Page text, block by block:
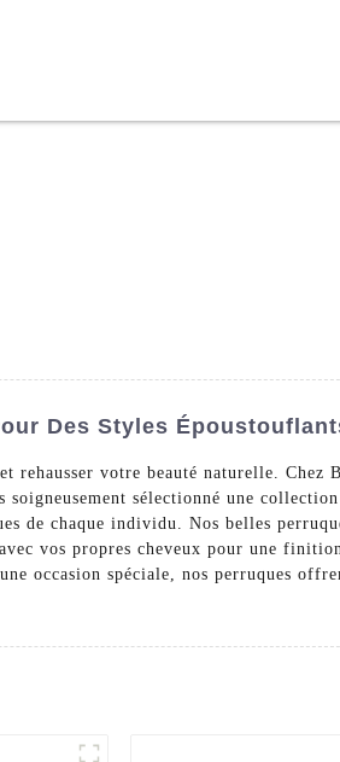
Des Styles
rehausser votre beauté naturelle. Chez
sélectionné une
de chaque individu. Nos belles
vos propres cheveux pour une finition
occasion spéciale, nos perruques